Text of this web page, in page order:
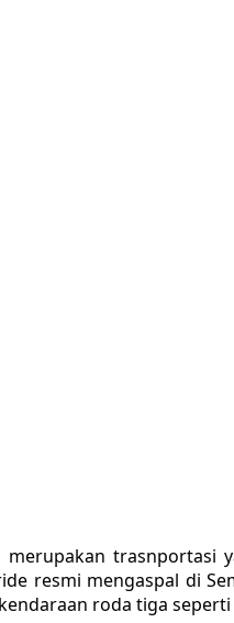
resmi mengaspal di
roda tiga seperti